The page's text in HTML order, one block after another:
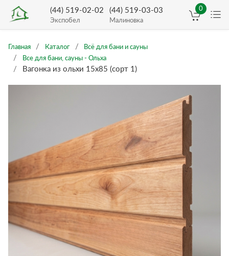
(44) 519-02-02
Экспобел
(44) 519-03-03
Малиновка
0
Главная Каталог
Всё для бани и сауны
Все для бани, сауны - Ольха
Вагонка из ольхи 15х85 (сорт 1)